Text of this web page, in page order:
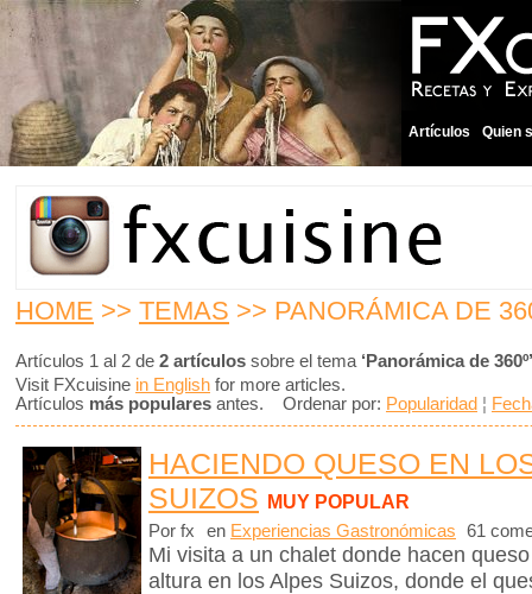
Artículos Quien
HOME >> TEMAS >> PANORÁMICA DE
Artículos 1 al 2 de 2 artículos sobre el tema ‘Panorámica de 360º’
Visit FXcuisine in English for more articles.
Artículos más populares antes. Ordenar por: Popularidad ¦
HACIENDO QUESO EN
SUIZOS MUY POPULAR
Por fx en Experiencias Gastronómicas 61
Mi visita a un chalet donde hacen
altura en los Alpes Suizos, donde el